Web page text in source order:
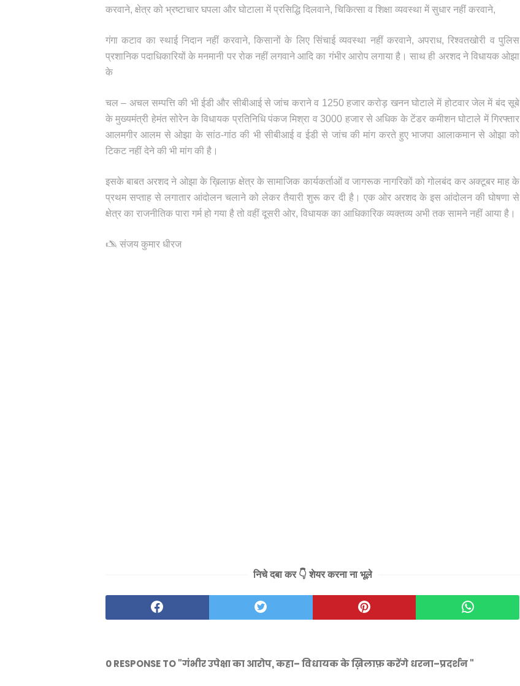
करवाने, क्षेत्र को भ्रष्टाचार घपला और घोटाला में प्रसिद्धि दिलवाने, चिकित्सा व शिक्षा व्यवस्था में सुधार नहीं करवाने,
गंगा कटाव का स्थाई निदान नहीं करवाने, किसानों के लिए सिंचाई व्यवस्था नहीं करवाने, अपराध, रिश्वतखोरी व पुलिस
प्रशानिक पदाधिकारियों के मनमानी पर रोक नहीं लगवाने आदि का गंभीर आरोप लगाया है। साथ ही अरशद ने विधायक ओझा
के
चल – अचल सम्पत्ति की भी ईडी और सीबीआई से जांच कराने व 1250 हजार करोड़ खनन घोटाले में होटवार जेल में बंद सूबे
के मुख्यमंत्री हेमंत सोरेन के विधायक प्रतिनिधि पंकज मिश्रा व 3000 हजार से अधिक के टेंडर कमीशन घोटाले में गिरफ्तार
आलमगीर आलम से ओझा के सांठ-गांठ की भी सीबीआई व ईडी से जांच की मांग करते हुए भाजपा आलाकमान से ओझा को
टिकट नहीं देने की भी मांग की है।
इसके बाबत अरशद ने ओझा के ख़िलाफ़ क्षेत्र के सामाजिक कार्यकर्ताओं व जागरूक नागरिकों को गोलबंद कर अक्टूबर माह के
प्रथम सप्ताह से लगातार आंदोलन चलाने को लेकर तैयारी शुरू कर दी है। एक ओर अरशद के इस आंदोलन की घोषणा से
क्षेत्र का राजनीतिक पारा गर्म हो गया है तो वहीं दूसरी ओर, विधायक का आधिकारिक व्यक्तव्य अभी तक सामने नहीं आया है।
🖎 संजय कुमार धीरज
निचे दबा कर 👇 शेयर करना ना भूले
0 RESPONSE TO "गंभीर उपेक्षा का आरोप, कहा– विधायक के ख़िलाफ़ करेंगे धरना–प्रदर्शन "